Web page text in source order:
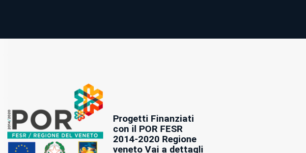
Progetti Finanziati
con il POR FESR
2014-2020 Regione
veneto Vai a dettagli